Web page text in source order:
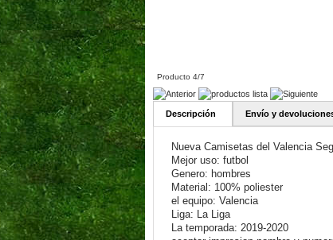
Producto 4/7
Descripción Envío y
Nueva Camisetas del Valencia
Mejor uso: futbol
Genero: hombres
Material: 100% poliester
el equipo: Valencia
Liga: La Liga
La temporada: 2019-2020